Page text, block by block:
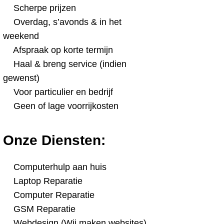
Scherpe prijzen
Overdag, s’avonds & in het
weekend
Afspraak op korte termijn
Haal & breng service (indien
gewenst)
Voor particulier en bedrijf
Geen of lage voorrijkosten
Onze Diensten:
Computerhulp aan huis
Laptop Reparatie
Computer Reparatie
GSM Reparatie